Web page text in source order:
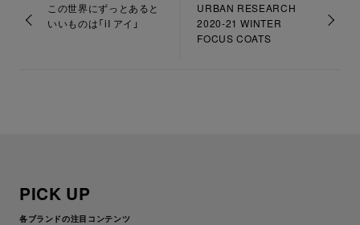
この世界にずっとあると
いいものは「iI アイ」
URBAN RESEARCH
2020-21 WINTER
FOCUS COATS
PICK UP
各ブランドの注目コンテンツ